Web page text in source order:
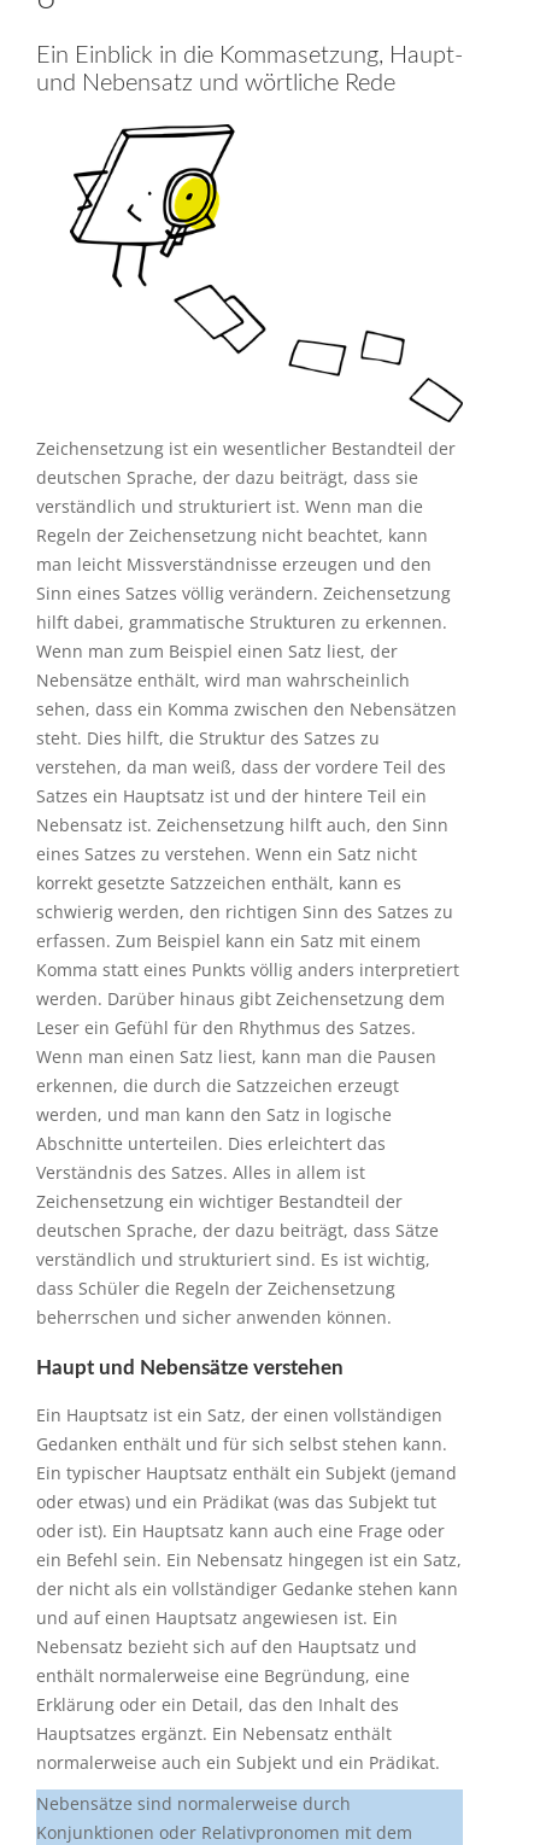
und Nebensatz und wörtliche Rede
Zeichensetzung ist ein wesentlicher Bestandteil der
deutschen Sprache, der dazu beiträgt, dass sie
verständlich und strukturiert ist. Wenn man die
Regeln der Zeichensetzung nicht beachtet, kann
man leicht Missverständnisse erzeugen und den
Sinn eines Satzes völlig verändern. Zeichensetzung
hilft dabei, grammatische Strukturen zu erkennen.
Wenn man zum Beispiel einen Satz liest, der
Nebensätze enthält, wird man wahrscheinlich
sehen, dass ein Komma zwischen den Nebensätzen
steht. Dies hilft, die Struktur des Satzes zu
verstehen, da man weiß, dass der vordere Teil des
Satzes ein Hauptsatz ist und der hintere Teil ein
Nebensatz ist. Zeichensetzung hilft auch, den Sinn
eines Satzes zu verstehen. Wenn ein Satz nicht
korrekt gesetzte Satzzeichen enthält, kann es
schwierig werden, den richtigen Sinn des Satzes zu
erfassen. Zum Beispiel kann ein Satz mit einem
Komma statt eines Punkts völlig anders interpretiert
werden. Darüber hinaus gibt Zeichensetzung dem
Leser ein Gefühl für den Rhythmus des Satzes.
Wenn man einen Satz liest, kann man die Pausen
erkennen, die durch die Satzzeichen erzeugt
werden, und man kann den Satz in logische
Abschnitte unterteilen. Dies erleichtert das
Verständnis des Satzes. Alles in allem ist
Zeichensetzung ein wichtiger Bestandteil der
deutschen Sprache, der dazu beiträgt, dass Sätze
verständlich und strukturiert sind. Es ist wichtig,
dass Schüler die Regeln der Zeichensetzung
beherrschen und sicher anwenden können.
Ein Hauptsatz ist ein Satz, der einen vollständigen
Gedanken enthält und für sich selbst stehen kann.
Ein typischer Hauptsatz enthält ein Subjekt (jemand
oder etwas) und ein Prädikat (was das Subjekt tut
oder ist). Ein Hauptsatz kann auch eine Frage oder
ein Befehl sein. Ein Nebensatz hingegen ist ein Satz,
der nicht als ein vollständiger Gedanke stehen kann
und auf einen Hauptsatz angewiesen ist. Ein
Nebensatz bezieht sich auf den Hauptsatz und
enthält normalerweise eine Begründung, eine
Erklärung oder ein Detail, das den Inhalt des
Hauptsatzes ergänzt. Ein Nebensatz enthält
normalerweise auch ein Subjekt und ein Prädikat.
Nebensätze sind normalerweise durch
Konjunktionen oder Relativpronomen mit dem
Hauptsatz verbunden.